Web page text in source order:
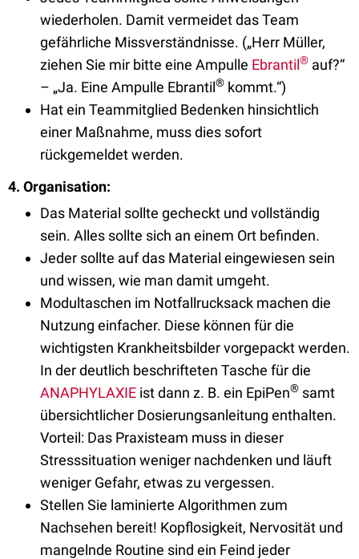
wiederholen. Damit vermeidet das Team
gefährliche Missverständnisse. („Herr Müller,
ziehen Sie mir bitte eine Ampulle Ebrantil® auf?“
– „Ja. Eine Ampulle Ebrantil® kommt.“)
Hat ein Teammitglied Bedenken hinsichtlich
einer Maßnahme, muss dies sofort
rückgemeldet werden.
4. Organisation:
Das Material sollte gecheckt und vollständig
sein. Alles sollte sich an einem Ort befinden.
Jeder sollte auf das Material eingewiesen sein
und wissen, wie man damit umgeht.
Modultaschen im Notfallrucksack machen die
Nutzung einfacher. Diese können für die
wichtigsten Krankheitsbilder vorgepackt werden.
In der deutlich beschrifteten Tasche für die
ANAPHYLAXIE ist dann z. B. ein EpiPen® samt
übersichtlicher Dosierungsanleitung enthalten.
Vorteil: Das Praxisteam muss in dieser
Stresssituation weniger nachdenken und läuft
weniger Gefahr, etwas zu vergessen.
Stellen Sie laminierte Algorithmen zum
Nachsehen bereit! Kopflosigkeit, Nervosität und
mangelnde Routine sind ein Feind jeder